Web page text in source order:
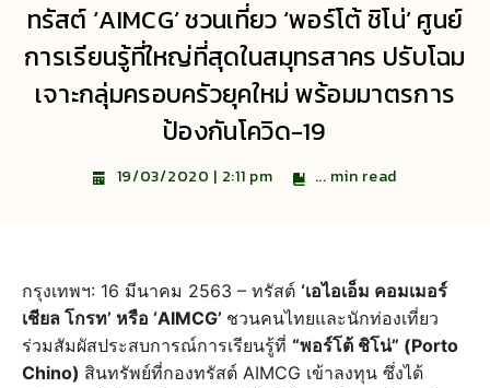
ทรัสต์ ‘AIMCG’ ชวนเที่ยว ‘พอร์โต้ ชิโน่’ ศูนย์
การเรียนรู้ที่ใหญ่ที่สุดในสมุทรสาคร ปรับโฉม
เจาะกลุ่มครอบครัวยุคใหม่ พร้อมมาตรการ
ป้องกันโควิด-19
19/03/2020 | 2:11 pm ... min read
กรุงเทพฯ: 16 มีนาคม 2563 – ทรัสต์ ‘เอไอเอ็ม คอมเมอร์
เชียล โกรท’ หรือ ‘AIMCG’ ชวนคนไทยและนักท่องเที่ยว
ร่วมสัมผัสประสบการณ์การเรียนรู้ที่ “พอร์โต้ ชิโน่” (Porto
Chino) สินทรัพย์ที่กองทรัสต์ AIMCG เข้าลงทุน ซึ่งได้